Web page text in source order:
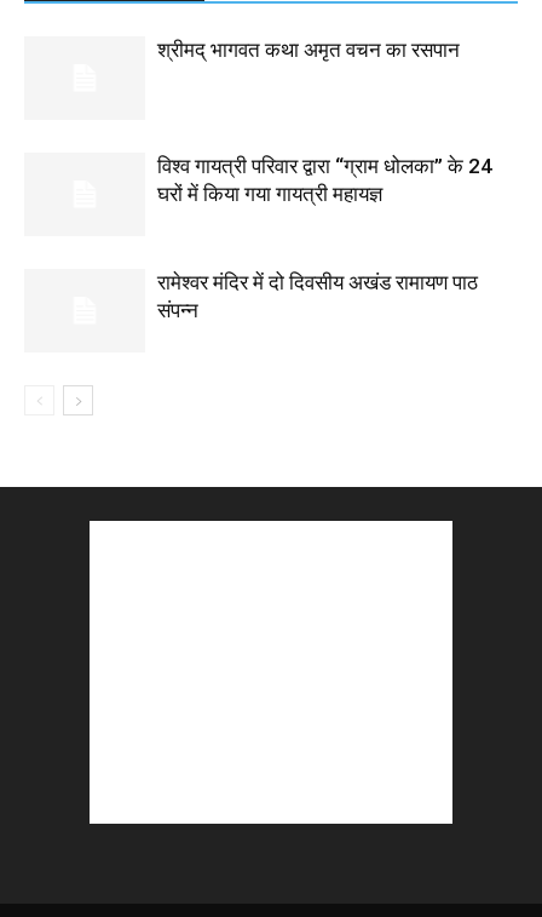
श्रीमद् भागवत कथा अमृत वचन का रसपान
विश्व गायत्री परिवार द्वारा “ग्राम धोलका” के 24
घरों में किया गया गायत्री महायज्ञ
रामेश्वर मंदिर में दो दिवसीय अखंड रामायण पाठ
संपन्न